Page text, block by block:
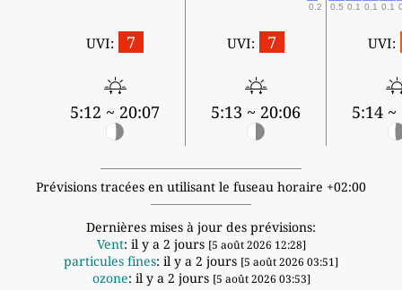
0.2 0.5 0.1 0.1 0.1
UVI: 7
5:12 ~ 20:07
UVI: 7
5:13 ~ 20:06
UVI:
5:14 ~
Prévisions tracées en utilisant le fuseau horaire +02:00
Dernières mises à jour des prévisions:
Vent: il y a 2 jours [5 août 2026 12:28]
particules fines: il y a 2 jours [5 août 2026 03:51]
ozone: il y a 2 jours [5 août 2026 03:53]